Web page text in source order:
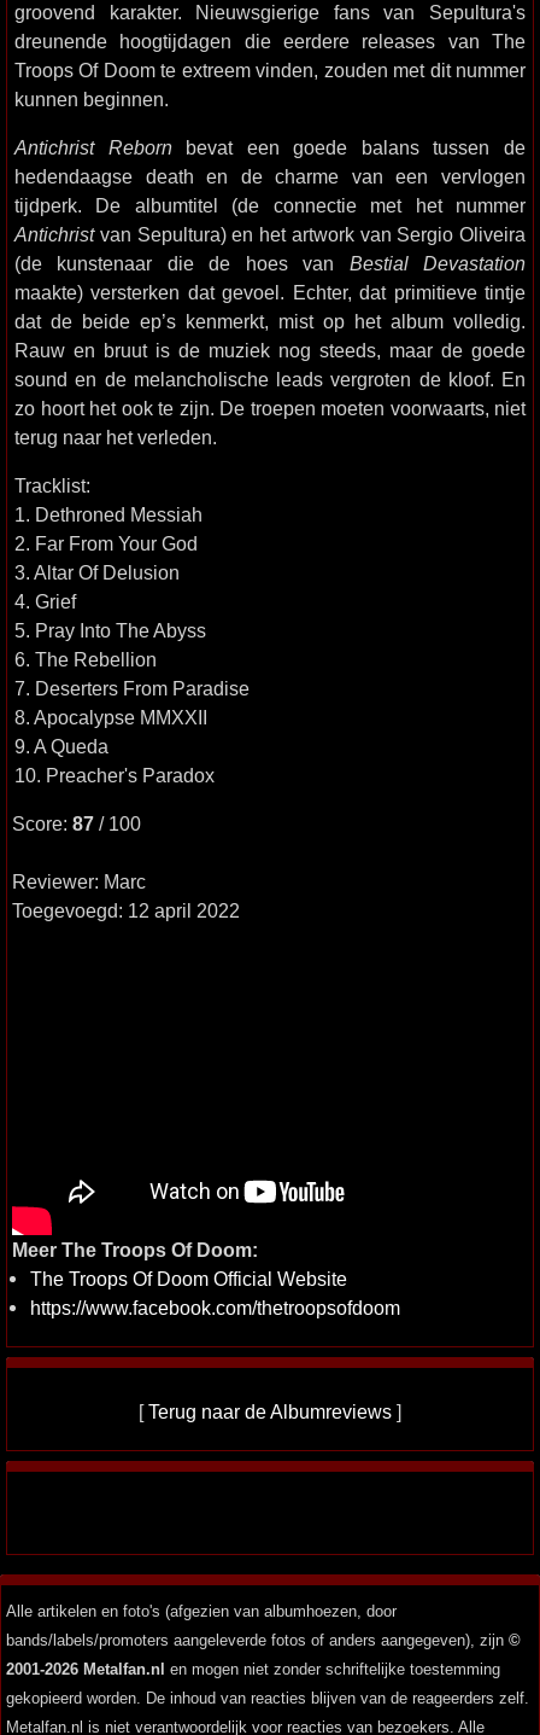
groovend karakter. Nieuwsgierige fans van Sepultura's
dreunende hoogtijdagen die eerdere releases van The
Troops Of Doom te extreem vinden, zouden met dit nummer
kunnen beginnen.
Antichrist Rebornbevat een goede balans tussen de
hedendaagse death en de charme van een vervlogen
tijdperk. De albumtitel (de connectie met het nummer
Antichristvan Sepultura) en het artwork van Sergio Oliveira
(de kunstenaar die de hoes van Bestial Devastation
maakte) versterken dat gevoel. Echter, dat primitieve tintje
dat de beide ep’s kenmerkt, mist op het album volledig.
Rauw en bruut is de muziek nog steeds, maar de goede
sound en de melancholische leads vergroten de kloof. En
zo hoort het ook te zijn. De troepen moeten voorwaarts, niet
terug naar het verleden.
Tracklist:
1. Dethroned Messiah
2. Far From Your God
3. Altar Of Delusion
4. Grief
5. Pray Into The Abyss
6. The Rebellion
7. Deserters From Paradise
8. Apocalypse MMXXII
9. A Queda
10. Preacher's Paradox
Score: 87 / 100
Reviewer: Marc
Toegevoegd: 12 april 2022
Meer The Troops Of Doom:
The Troops Of Doom Official Website
https://www.facebook.com/thetroopsofdoom
[Terug naar de Albumreviews ]
Alle artikelen en foto's (afgezien van albumhoezen, door
bands/labels/promoters aangeleverde fotos of anders aangegeven), zijn ©
2001-2026 Metalfan.nl en mogen niet zonder schriftelijke toestemming
gekopieerd worden. De inhoud van reacties blijven van de reageerders zelf.
Metalfan.nl is niet verantwoordelijk voor reacties van bezoekers. Alle